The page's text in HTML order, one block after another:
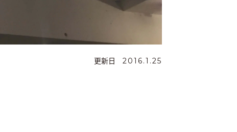
更新日 2016.1.25